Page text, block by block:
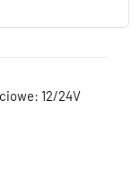
12/24V